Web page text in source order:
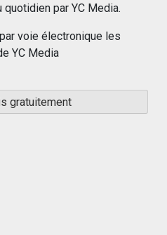
par YC Media.
voie électronique les
YC Media